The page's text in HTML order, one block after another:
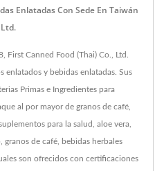
Enlatadas Con Sede En Taiwán
First Canned Food (Thai) Co., Ltd.
enlatados y bebidas enlatadas. Sus
Primas e Ingredientes para
al por mayor de granos de café,
para la salud, aloe vera,
granos de café, bebidas herbales
son ofrecidos con certificaciones